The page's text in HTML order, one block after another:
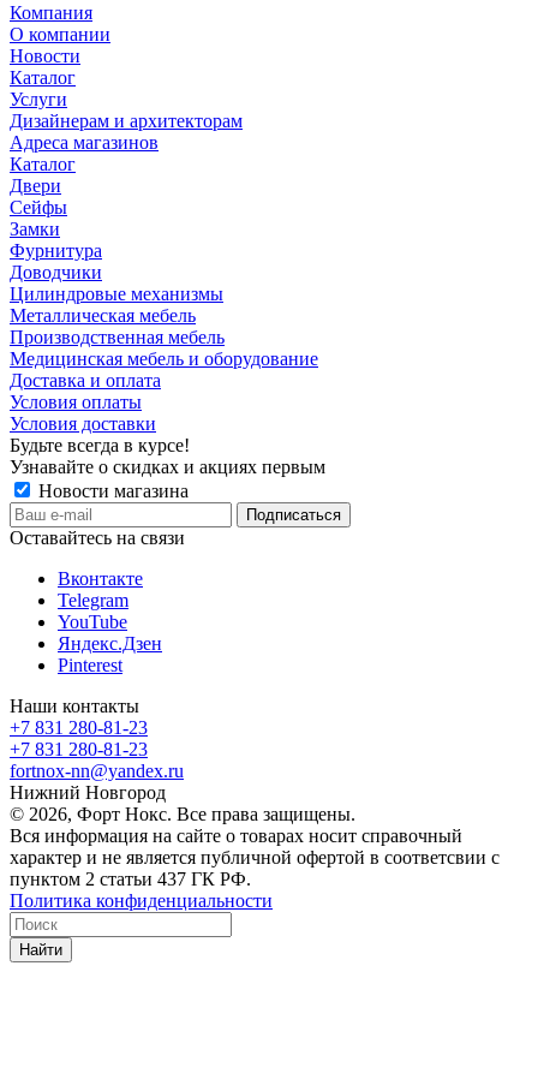
Компания
О компании
Новости
Каталог
Услуги
Дизайнерам и архитекторам
Адреса магазинов
Каталог
Двери
Сейфы
Замки
Фурнитура
Доводчики
Цилиндровые механизмы
Металлическая мебель
Производственная мебель
Медицинская мебель и оборудование
Доставка и оплата
Условия оплаты
Условия доставки
Будьте всегда в курсе!
Узнавайте о скидках и акциях первым
Новости магазина
Оставайтесь на связи
Вконтакте
Telegram
YouTube
Яндекс.Дзен
Pinterest
Наши контакты
+7 831 280-81-23
+7 831 280-81-23
fortnox-nn@yandex.ru
Нижний Новгород
© 2026, Форт Нокс. Все права защищены.
Вся информация на сайте о товарах носит справочный
характер и не является публичной офертой в соответсвии с
пунктом 2 статьи 437 ГК РФ.
Политика конфиденциальности
Найти